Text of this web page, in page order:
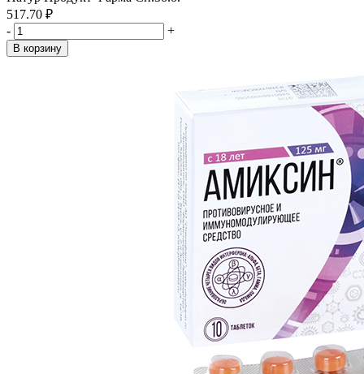
517.70 ₽
-
+
В корзину